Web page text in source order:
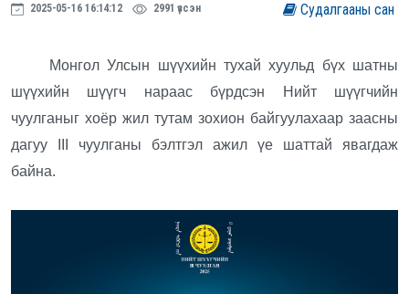
2025-05-16 16:14:12 2991 үзсэн
Монгол Улсын шүүхийн тухай хуульд бүх шатны
шүүхийн шүүгч нараас бүрдсэн Нийт шүүгчийн
чуулганыг хоёр жил тутам зохион байгуулахаар заасны
дагуу
III чуулганы бэлтгэл ажил үе шаттай явагдаж
байна.
Судалгааны сан